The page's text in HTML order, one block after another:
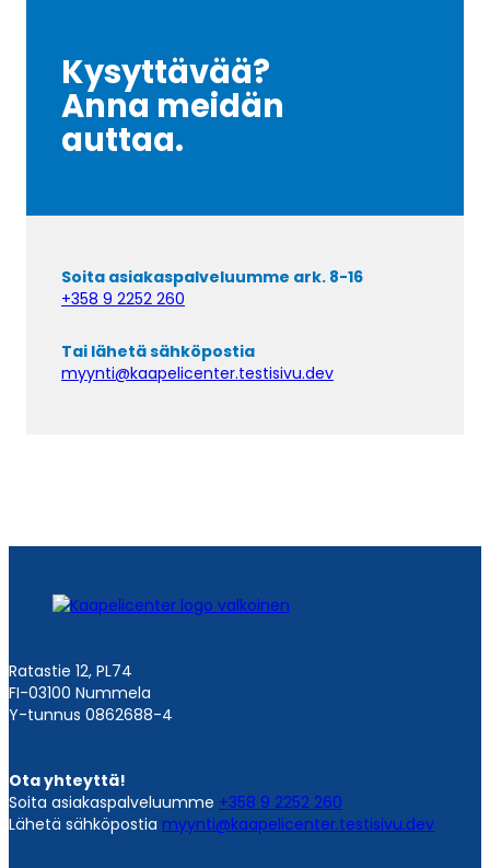
Kysyttävää?
Anna meidän
auttaa.
Soita asiakaspalveluumme ark. 8-16
+358 9 2252 260
Tai lähetä sähköpostia
myynti@kaapelicenter.testisivu.dev
Ratastie 12, PL74
FI-03100 Nummela
Y-tunnus 0862688-4
Ota yhteyttä!
Soita asiakaspalveluumme +358 9 2252 260
Lähetä sähköpostia myynti@kaapelicenter.testisivu.dev